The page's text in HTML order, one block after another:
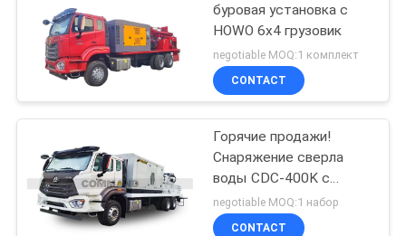
буровая установка с
HOWO 6x4 грузовик
negotiable MOQ:1 комплект
CONTACT
Горячие продажи!
Снаряжение сверла
воды CDC-400K с
насосом грязи и
aircompressor
negotiable MOQ:1 набор
CONTACT